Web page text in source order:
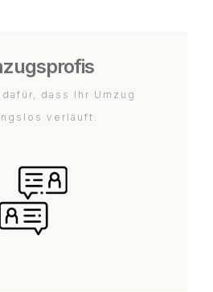
dass Ihr Umzug
verläuft.